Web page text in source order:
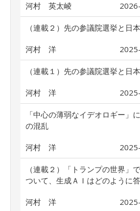
河村 英太崚
（連載２）先の参議院選挙と日
河村 洋
（連載１）先の参議院選挙と日
河村 洋
「中心の薄弱なイデオロギー」
の混乱
河村 洋
（連載２）「トランプの世界」
ついて、生成ＡＩはどのように
河村 洋